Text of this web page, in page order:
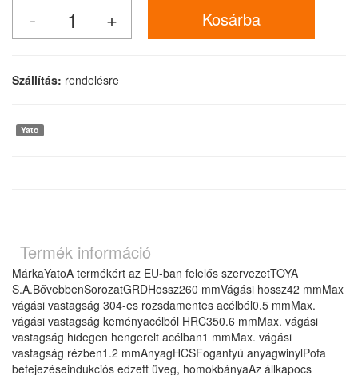
Szállítás: rendelésre
Yato
Termék információ
MárkaYatoA termékért az EU-ban felelős szervezetTOYA
S.A.BővebbenSorozatGRDHossz260 mmVágási hossz42 mmMax
vágási vastagság 304-es rozsdamentes acélból0.5 mmMax.
vágási vastagság keményacélból HRC350.6 mmMax. vágási
vastagság hidegen hengerelt acélban1 mmMax. vágási
vastagság rézben1.2 mmAnyagHCSFogantyú anyagwinylPofa
befejezéseindukciós edzett üveg, homokbányaAz állkapocs